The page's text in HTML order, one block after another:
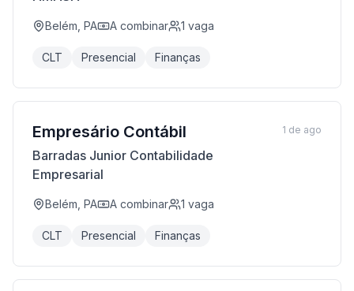
Belém, PA A combinar 1 vaga
CLT Presencial Finanças
Empresário Contábil
Barradas Junior Contabilidade
Empresarial
Belém, PA A combinar 1 vaga
CLT Presencial Finanças
1 de ago